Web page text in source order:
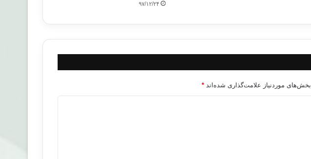
۹۷/۱۲/۲۴
بخش‌های موردنیاز علامت‌گذاری شده‌اند *